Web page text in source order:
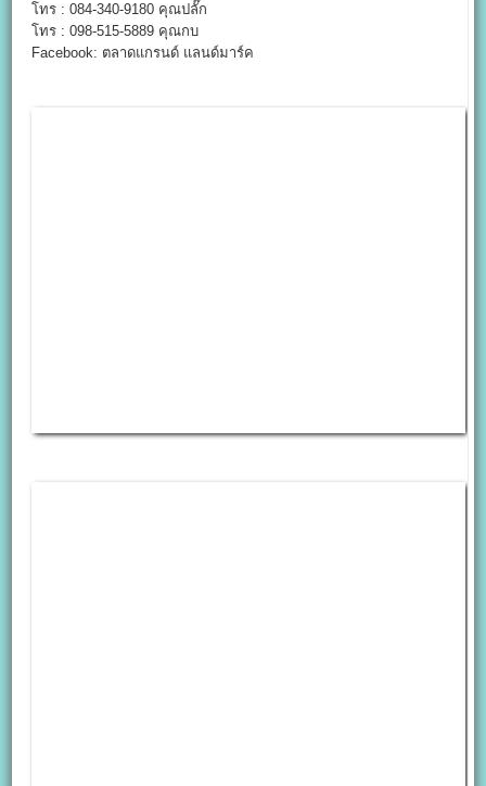
โทร : 084-340-9180 คุณปลั๊ก
โทร : 098-515-5889 คุณกบ
Facebook: ตลาดแกรนด์ แลนด์มาร์ค